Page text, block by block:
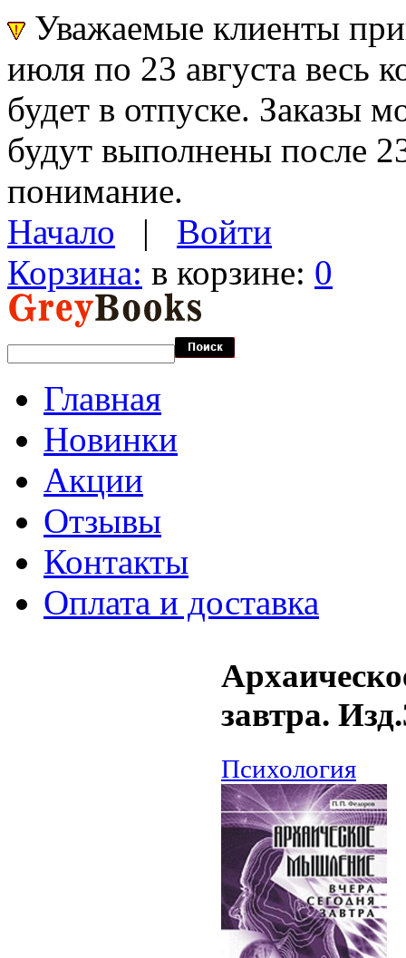
Уважаемые клиенты
июля по 23 августа весь
будет в отпуске. Заказы
будут выполнены после
понимание.
Начало | Войти
Корзина: в корзине: 0
Главная
Новинки
Акции
Отзывы
Контакты
Оплата и доставка
завтра.
Психология